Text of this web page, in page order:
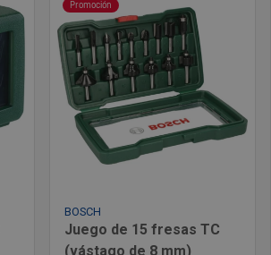
Promoción
BOSCH
Juego de 15 fresas TC
(vástago de 8 mm)